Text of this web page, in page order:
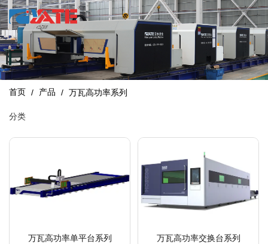
首页 / 产品 / 万瓦高功率系列
分类
万瓦高功率单平台系列 万瓦高功率交换台系列